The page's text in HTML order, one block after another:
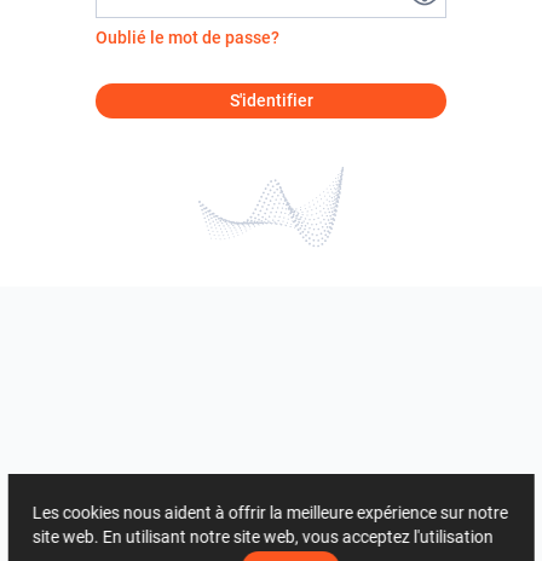
Oublié le mot de passe?
S'identifier
Les cookies nous aident à offrir la meilleure expérience sur notre
site web. En utilisant notre site web, vous acceptez l'utilisation